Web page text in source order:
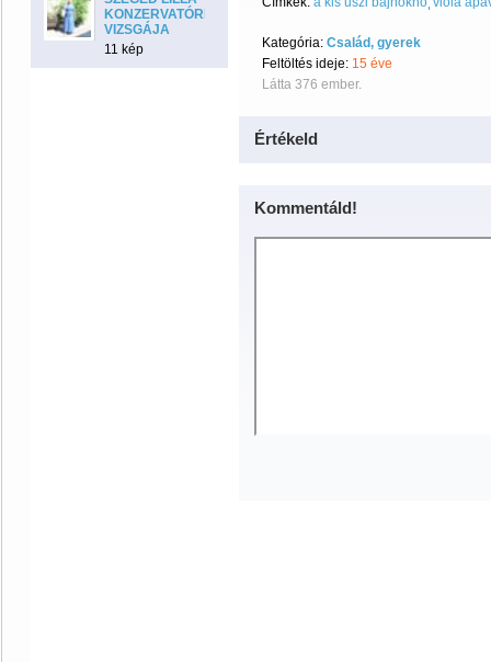
KONZERVATÓRIUMI
VIZSGÁJA
11 kép
Kategória: Család, gyerek
Feltöltés ideje: 15 éve
Látta 376 ember.
Értékeld
Kommentáld!